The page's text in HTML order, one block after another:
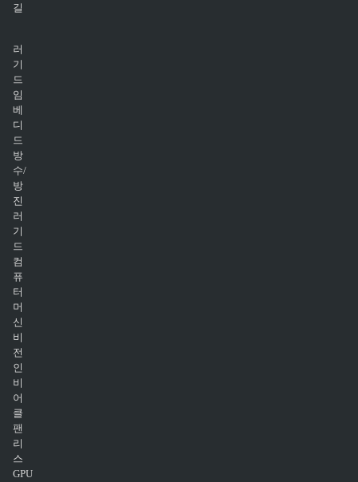
길
러
기
드
임
베
디
드
방
수/
방
진
러
기
드
컴
퓨
터
머
신
비
전
인
비
어
클
팬
리
스
GPU